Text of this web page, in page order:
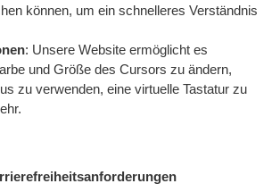
können, um ein schnelleres Verständnis
: Unsere Website ermöglicht es
und Größe des Cursors zu ändern,
zu verwenden, eine virtuelle Tastatur zu